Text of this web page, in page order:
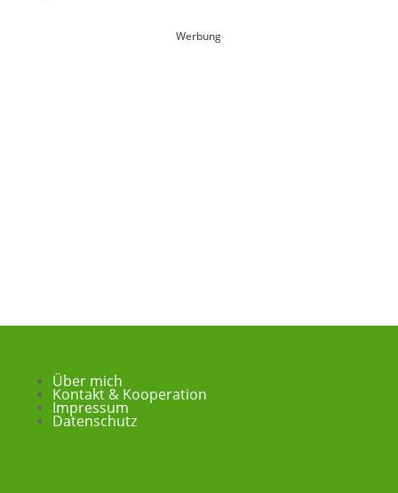
Werbung
Über mich
Kontakt & Kooperation
Impressum
Datenschutz